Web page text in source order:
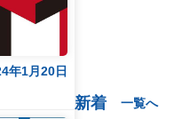
年1月20日
新着
一覧へ